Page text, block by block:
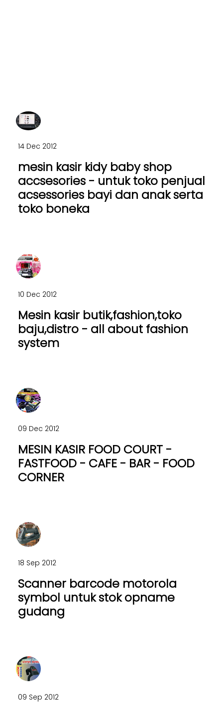
14 Dec 2012
mesin kasir kidy baby shop
accsesories - untuk toko penjual
acsessories bayi dan anak serta
toko boneka
10 Dec 2012
Mesin kasir butik,fashion,toko
baju,distro - all about fashion
system
09 Dec 2012
MESIN KASIR FOOD COURT -
FASTFOOD - CAFE - BAR - FOOD
CORNER
18 Sep 2012
Scanner barcode motorola
symbol untuk stok opname
gudang
09 Sep 2012